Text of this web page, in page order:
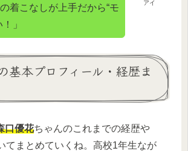
アイ
着こなしが上手だから“モ
」
基本プロフィール・経歴ま
口優花ちゃんのこれまでの経歴や
てまとめていくね。高校1年生なが